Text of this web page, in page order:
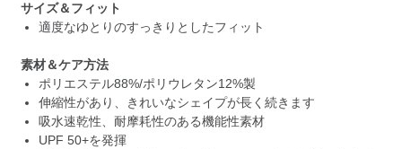
サイズ＆フィット
適度なゆとりのすっきりとしたフィット
素材＆ケア方法
ポリエステル88%/ポリウレタン12%製
伸縮性があり、きれいなシェイプが長く続きます
吸水速乾性、耐摩耗性のある機能性素材
UPF 50+を発揮